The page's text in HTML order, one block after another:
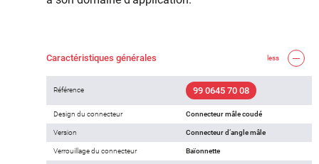
Caractéristiques générales less
Référence 99 0645 70 08
Design du connecteur Connecteur mâle coudé
Version Connecteur d‘angle mâle
Verrouillage du connecteur Baïonnette